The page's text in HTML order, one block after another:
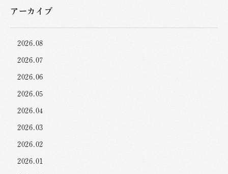
アーカイブ
2026.08
2026.07
2026.06
2026.05
2026.04
2026.03
2026.02
2026.01